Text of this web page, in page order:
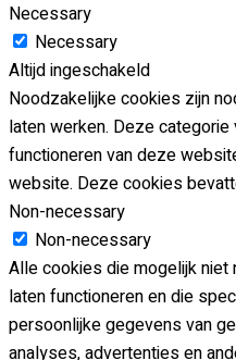
Necessary
Necessary
Altijd ingeschakeld
Noodzakelijke cookies zijn
laten werken. Deze
functioneren van deze
website. Deze cookies
Non-necessary
Non-necessary
Alle cookies die mogelijk
laten functioneren en die
persoonlijke gegevens van
analyses, advertenties en